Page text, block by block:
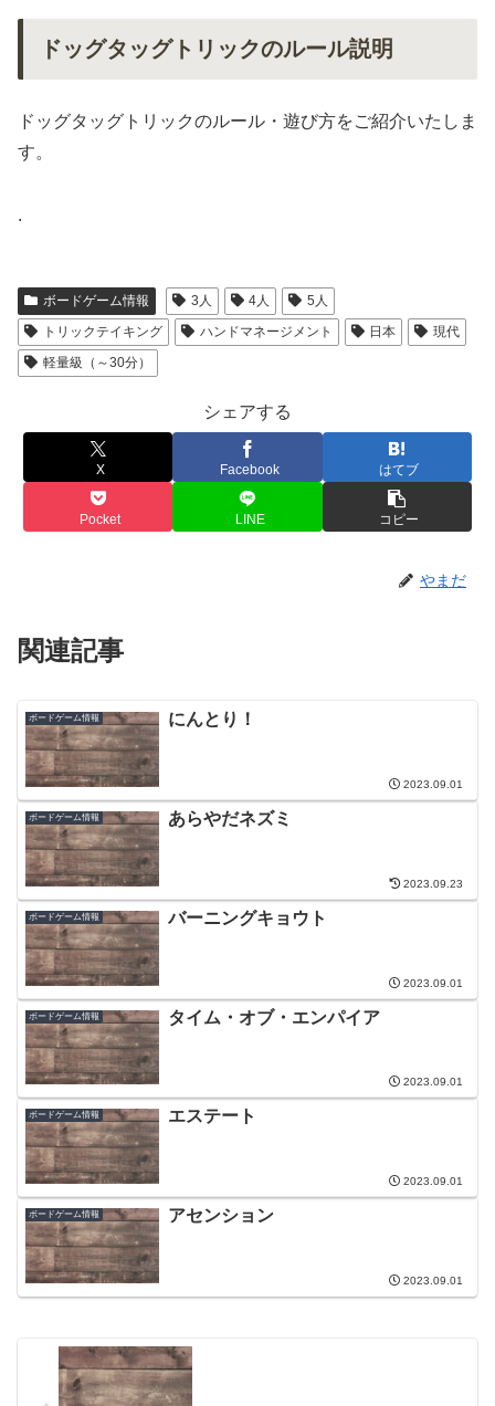
ドッグタッグトリックのルール説明
ドッグタッグトリックのルール・遊び方をご紹介いたしま
す。
.
ボードゲーム情報 3人 4人
5人
トリックテイキング
ハンドマネージメント 日本
現代
軽量級（～30分）
シェアする
X Facebook はてブ
Pocket LINE コピー
やまだ
関連記事
ボードゲーム情報 にんとり！
2023.09.01
ボードゲーム情報 あらやだネズミ
2023.09.23
ボードゲーム情報 バーニングキョウト
2023.09.01
ボードゲーム情報 タイム・オブ・エンパイア
2023.09.01
ボードゲーム情報 エステート
2023.09.01
ボードゲーム情報 アセンション
2023.09.01